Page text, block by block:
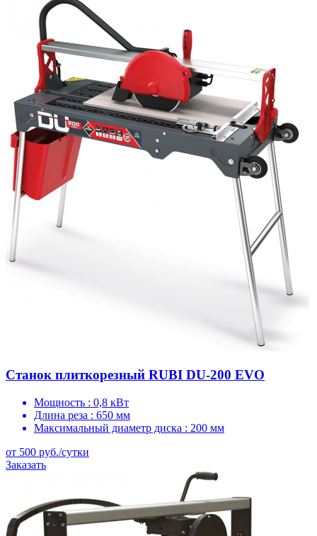
Станок плиткорезный RUBI DU-200 EVO
Мощность : 0,8 кВт
Длина реза : 650 мм
Максимальный диаметр диска : 200 мм
от 500 руб./сутки
Заказать